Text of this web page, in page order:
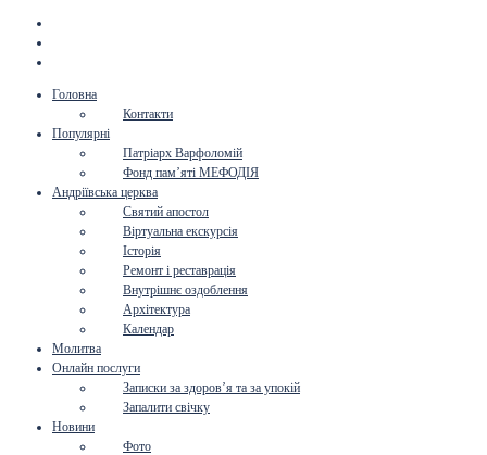
Головна
Контакти
Популярні
Патріарх Варфоломій
Фонд пам’яті МЕФОДІЯ
Андріївська церква
Святий апостол
Віртуальна екскурсія
Історія
Ремонт і реставрація
Внутрішнє оздоблення
Архітектура
Календар
Молитва
Онлайн послуги
Записки за здоров’я та за упокій
Запалити свічку
Новини
Фото